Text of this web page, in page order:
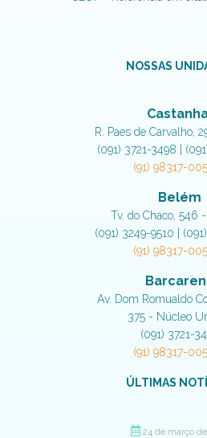
NOSSAS
R. Paes de Carvalho,
(091) 3721-3498 |
(91) 98317-
Belém
Tv. do Chaco, 546
(091) 3249-9510 |
(91) 98317-
Av. Dom Romualdo
375 - Núcleo
(091) 3721-
(91) 98317-
ÚLTIMAS
24 de março